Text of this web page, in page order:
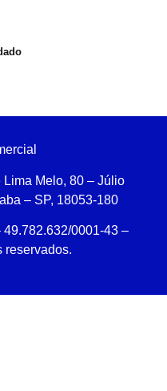
Lima Melo, 80 – Júlio
– SP, 18053-180
0001-43 –
reservados.